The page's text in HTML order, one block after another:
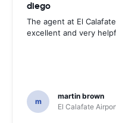
diego
The agent at El
excellent and very
m
martin brown
El Calafate